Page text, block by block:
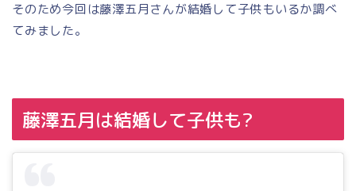
そのため今回は藤澤五月さんが結婚して子供もいるか調べ
てみました。
藤澤五月は結婚して子供も?